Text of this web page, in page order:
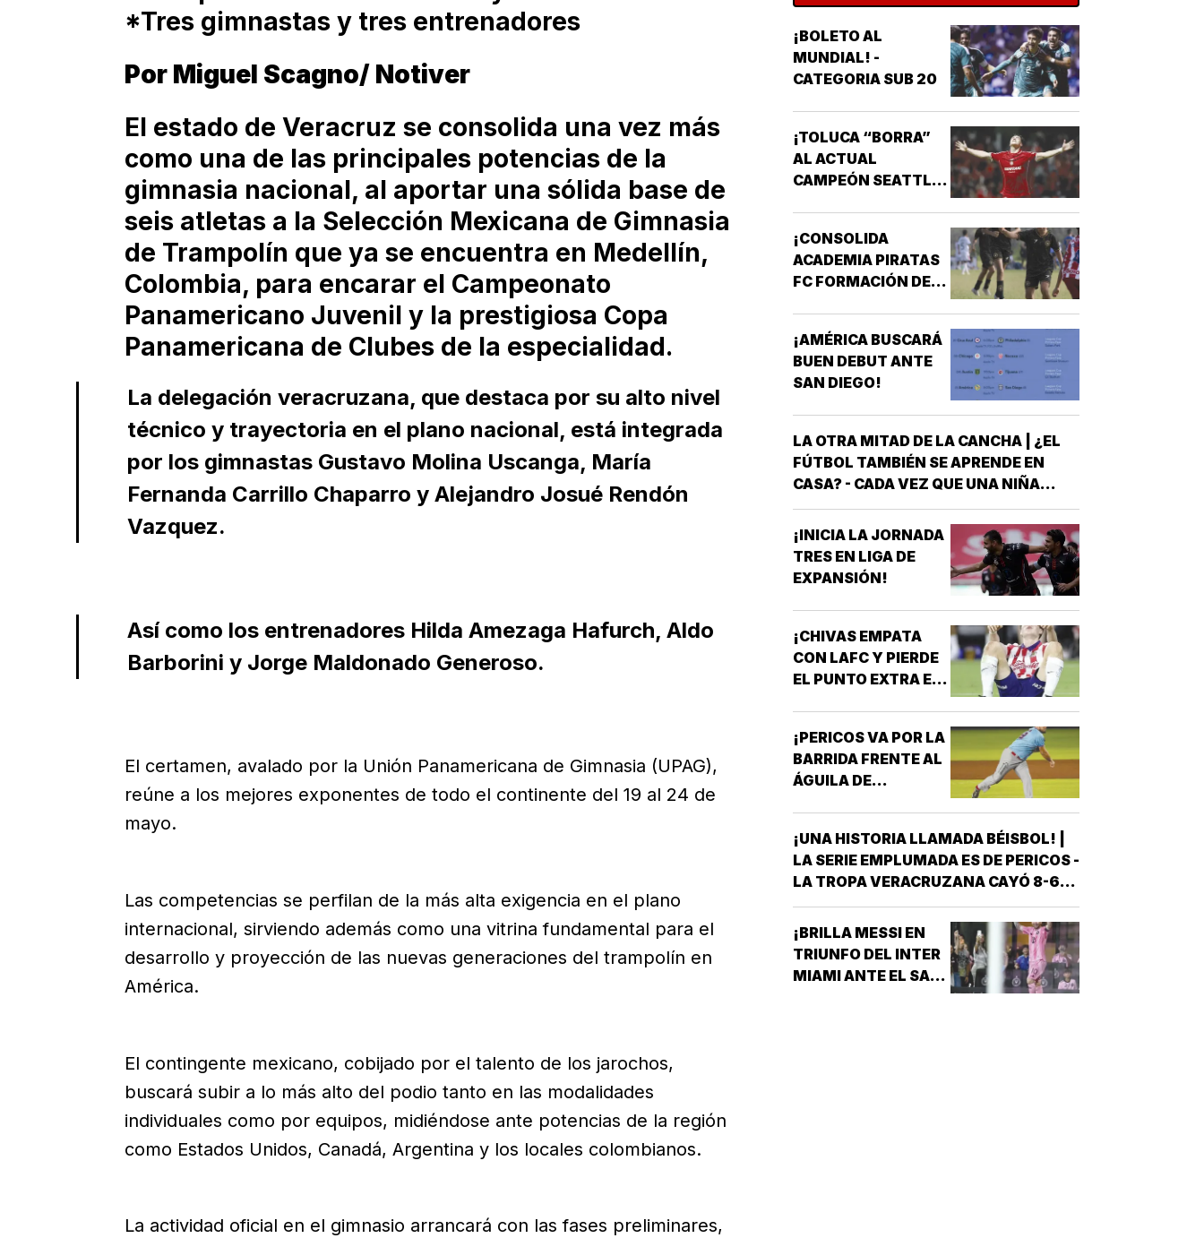
*Tres gimnastas y tres entrenadores
Por Miguel Scagno/ Notiver
El estado de Veracruz se consolida una vez más
como una de las principales potencias de la
gimnasia nacional, al aportar una sólida base de
seis atletas a la Selección Mexicana de Gimnasia
de Trampolín que ya se encuentra en Medellín,
Colombia, para encarar el Campeonato
Panamericano Juvenil y la prestigiosa Copa
Panamericana de Clubes de la especialidad.
La delegación veracruzana, que destaca por su alto nivel
técnico y trayectoria en el plano nacional, está integrada
por los gimnastas Gustavo Molina Uscanga, María
Fernanda Carrillo Chaparro y Alejandro Josué Rendón
Vazquez.
Así como los entrenadores Hilda Amezaga Hafurch, Aldo
Barborini y Jorge Maldonado Generoso.
El certamen, avalado por la Unión Panamericana de Gimnasia (UPAG),
reúne a los mejores exponentes de todo el continente del 19 al 24 de
mayo.
Las competencias se perfilan de la más alta exigencia en el plano
internacional, sirviendo además como una vitrina fundamental para el
desarrollo y proyección de las nuevas generaciones del trampolín en
América.
El contingente mexicano, cobijado por el talento de los jarochos,
buscará subir a lo más alto del podio tanto en las modalidades
individuales como por equipos, midiéndose ante potencias de la región
como Estados Unidos, Canadá, Argentina y los locales colombianos.
La actividad oficial en el gimnasio arrancará con las fases preliminares,
¡BOLETO AL
MUNDIAL! -
CATEGORIA SUB 20
¡TOLUCA “BORRA”
AL ACTUAL
CAMPEÓN SEATTLE
¡CONSOLIDA
ACADEMIA PIRATAS
FC FORMACIÓN DE
¡AMÉRICA BUSCARÁ
BUEN DEBUT ANTE
SAN DIEGO!
LA OTRA MITAD DE LA CANCHA | ¿EL
FÚTBOL TAMBIÉN SE APRENDE EN
CASA? - CADA VEZ QUE UNA NIÑA
ENTRA A UNA CANCHA CON UN BALÓN
BAJO EL BRAZO, NO LLEGA SOLA
*DETRÁS DE ELLA SIEMPRE HAY
ALGUIEN QUE LA LLEVÓ AL
ENTRENAMIENTO, QUE HIZO EL
ESFUERZO…
¡INICIA LA JORNADA
TRES EN LIGA DE
EXPANSIÓN!
¡CHIVAS EMPATA
CON LAFC Y PIERDE
EL PUNTO EXTRA EN
¡PERICOS VA POR LA
BARRIDA FRENTE AL
ÁGUILA DE
¡UNA HISTORIA LLAMADA BÉISBOL! |
LA SERIE EMPLUMADA ES DE PERICOS -
LA TROPA VERACRUZANA CAYÓ 8-6
ANTE LOS PERICOS DE PUEBLA EN EL
SEGUNDO JUEGO DE LA ÚLTIMA SERIE
DE LA TEMPORADA REGULAR EN EL
ESTADIO HERMANOS SERDÁN, CON LO
QUE LOS POBLANOS…
¡BRILLA MESSI EN
TRIUNFO DEL INTER
MIAMI ANTE EL SAN